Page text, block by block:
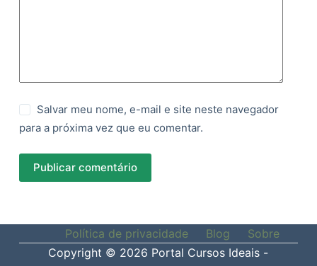
Salvar meu nome, e-mail e site neste navegador
para a próxima vez que eu comentar.
Publicar comentário
Política de privacidade Blog
Sobre
Copyright © 2026 Portal Cursos Ideais -